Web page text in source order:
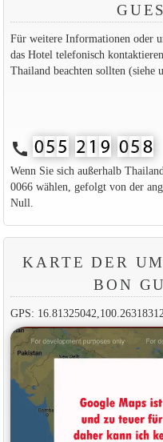
Für weitere Informationen oder
das Hotel telefonisch
Thailand beachten sollten (siehe
call
Wenn Sie sich außerhalb
0066 wählen, gefolgt von der
Null.
KARTE DER
BON
GPS: 16.81325042,100.26318312